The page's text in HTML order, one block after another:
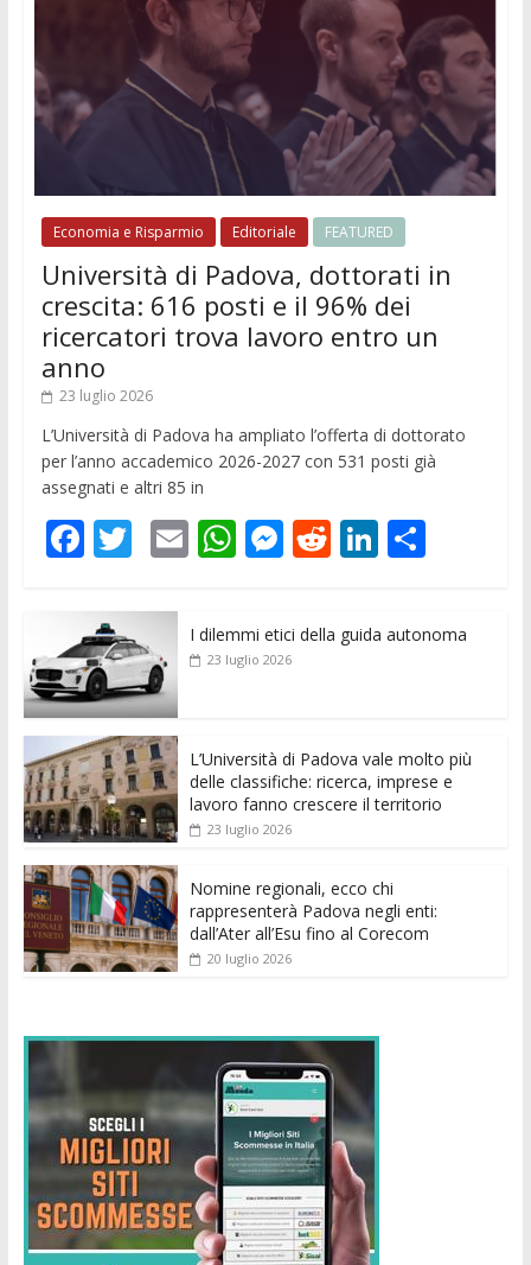
Economia e Risparmio Editoriale FEATURED
Università di Padova, dottorati in
crescita: 616 posti e il 96% dei
ricercatori trova lavoro entro un
anno
23 luglio 2026
L’Università di Padova ha ampliato l’offerta di dottorato
per l’anno accademico 2026-2027 con 531 posti già
assegnati e altri 85 in
F
e
b
o
o
k
T
itt
er
E
ai
l
W
s
p
M
ss
e
er
R
di
Li
e
C
di
I dilemmi etici della guida autonoma
23 luglio 2026
L’Università di Padova vale molto più
delle classifiche: ricerca, imprese e
lavoro fanno crescere il territorio
23 luglio 2026
Nomine regionali, ecco chi
rappresenterà Padova negli enti:
dall’Ater all’Esu fino al Corecom
20 luglio 2026